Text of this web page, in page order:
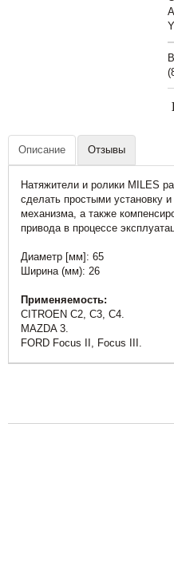
Описание Отзывы
Натяжители и ролики MILES
сделать простыми установку
механизма, а также
привода в процессе
Диаметр [мм]: 65
Ширина (мм): 26
Применяемость:
CITROEN C2, C3, C4.
MAZDA 3.
FORD Focus II, Focus III.